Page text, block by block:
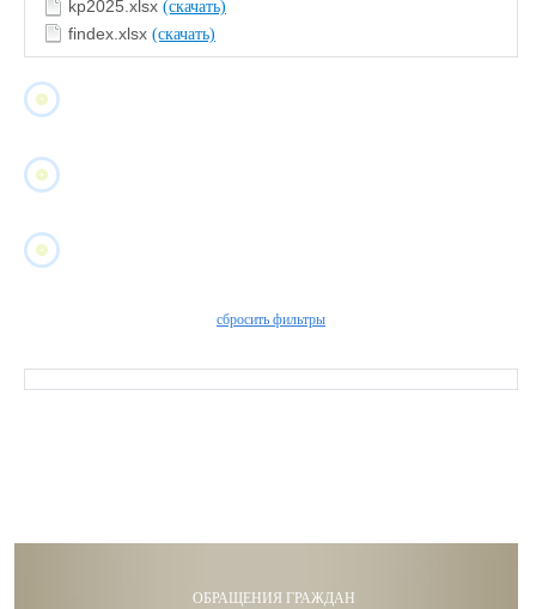
kp2025.xlsx (скачать)
findex.xlsx (скачать)
сбросить фильтры
ОБРАЩЕНИЯ ГРАЖДАН